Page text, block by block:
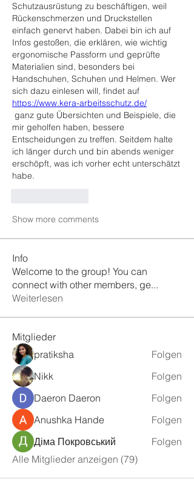
Schutzausrüstung zu beschäftigen, weil
Rückenschmerzen und Druckstellen
einfach genervt haben. Dabei bin ich auf
Infos gestoßen, die erklären, wie wichtig
ergonomische Passform und geprüfte
Materialien sind, besonders bei
Handschuhen, Schuhen und Helmen. Wer
https://www.kera-arbeitsschutz.de/
ganz gute Übersichten und Beispiele, die
mir geholfen haben, bessere
Entscheidungen zu treffen. Seitdem halte
ich länger durch und bin abends weniger
erschöpft, was ich vorher echt unterschätzt
habe.
Show more comments
Info
Welcome to the group! You can
connect with other members, ge...
Weiterlesen
Mitglieder
pratiksha
Folgen
Nikk
Folgen
Daeron Daeron
Folgen
Anushka Hande
Folgen
Діма Покровський
Folgen
Alle Mitglieder anzeigen (79)